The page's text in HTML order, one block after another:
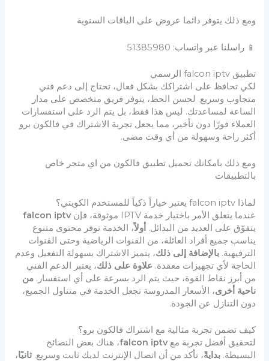
ومع ذلك يتوفر دائما عروض على الباقات السنوية
📱 راسلنا عبر واتساب: 51385980
تطبيق falcon iptv الرسمي
لكي تحافظ على اشتراكك بشكل فعال، تحتاج إلى دعم فني
متجاوب وسريع. لحسن الحظ، يتوفر فريق متخصص على مدار
الساعة لمساعدتك. ليس هذا فقط، بل يتم الرد على استفسارات
العملاء فورًا دون تأخير، مما يجعل تجربة الاشتراك في فالكون برو
أكثر راحة وسهولة من أي وقت مضى.
ومع ذلك بامكانك تحميل تطبيق فالكون من اي متجر خاص
بالتطبيقات
لماذا falcon iptv يعتبر خياراً ذكياً للمستخدم الكويتي؟
عندما يتعلق الأمر باختيار خدمة IPTV موثوقة، فإن
falcon iptv
يتفوّق على العديد من البدائل. أولاً، الخدمة توفر محتوى متنوع
يناسب جميع أفراد العائلة، من القنوات الرياضية وحتى القنوات
الترفيهية.بالإضافة إلى ذلك، يتميز الاشتراك بسهولة التفعيل وعدم
الحاجة لأي تجهيزات معقدة. علاوة على ذلك، يعتبر الدعم الفني
من أبرز نقاط القوة، حيث يتم الرد بسرعة على أي استفسار.من
ناحية أخرى، الأسعار المدروسة تجعل الخدمة في متناول الجميع،
دون التنازل عن الجودة.
كيف تضمن تجربة مثالية مع اشتراك فالكون برو؟
لتحقيق أفضل تجربة معfalcon iptv، هناك بعض النصائح
البسيطة.بدايةً، تأكد من أن اتصال الإنترنت لديك ثابت وسريع.ثانيًا،